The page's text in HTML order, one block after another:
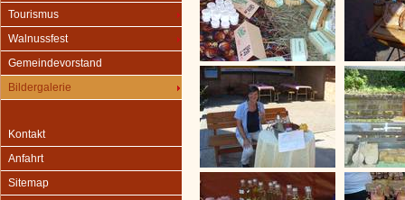
Tourismus
Walnussfest
Gemeindevorstand
Bildergalerie
Kontakt
Anfahrt
Sitemap